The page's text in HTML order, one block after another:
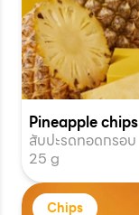
Pineapple chips
สับปะรดทอดกรอบ
25 g
Chips